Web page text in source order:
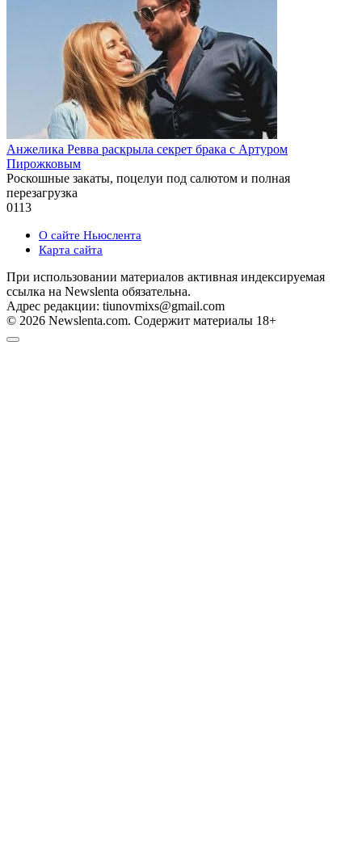
Анжелика Ревва раскрыла секрет брака с Артуром
Пирожковым
Роскошные закаты, поцелуи под салютом и полная
перезагрузка
0113
О сайте Ньюслента
Карта сайта
При использовании материалов активная индексируемая
ссылка на Newslenta обязательна.
Адрес редакции: tiunovmixs@gmail.com
© 2026 Newslenta.com. Содержит материалы 18+